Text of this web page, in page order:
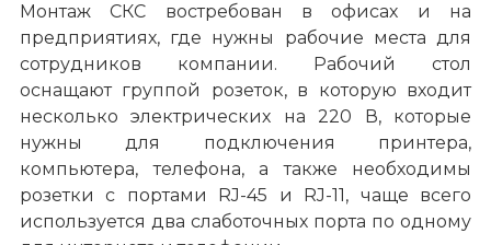
Монтаж СКС востребован в офисах и на
предприятиях, где нужны рабочие места для
сотрудников компании. Рабочий стол
оснащают группой розеток, в которую входит
несколько электрических на 220 В, которые
нужны для подключения принтера,
компьютера, телефона, а также необходимы
розетки с портами RJ-45 и RJ-11, чаще всего
используется два слаботочных порта по одному